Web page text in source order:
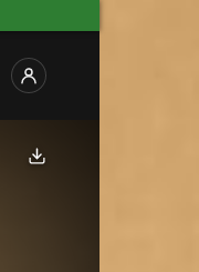
Скачать фото